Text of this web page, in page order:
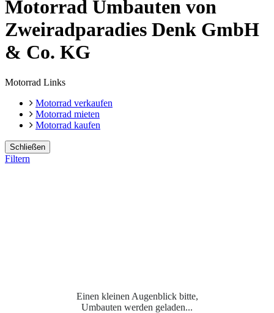
Motorrad Umbauten von
Zweiradparadies Denk GmbH
& Co. KG
Motorrad Links
Motorrad verkaufen
Motorrad mieten
Motorrad kaufen
Schließen
Filtern
Einen kleinen Augenblick bitte,
Umbauten werden geladen...